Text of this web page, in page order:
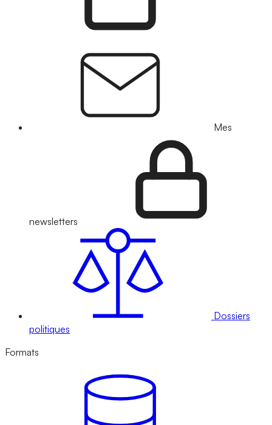
Mes
newsletters
Dossiers
politiques
Formats